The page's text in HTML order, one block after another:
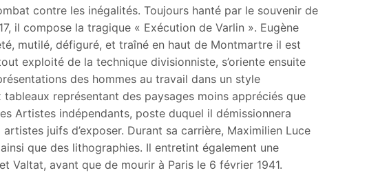
contre les inégalités. Toujours hanté par le souvenir de
il compose la tragique « Exécution de Varlin ». Eugène
mutilé, défiguré, et traîné en haut de Montmartre il est
exploité de la technique divisionniste, s’oriente ensuite
des hommes au travail dans un style
représentant des paysages moins appréciés que
Artistes indépendants, poste duquel il démissionnera
juifs d’exposer. Durant sa carrière, Maximilien Luce
que des lithographies. Il entretint également une
Valtat, avant que de mourir à Paris le 6 février 1941.